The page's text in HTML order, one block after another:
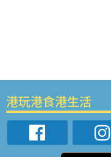
港玩港食港生活